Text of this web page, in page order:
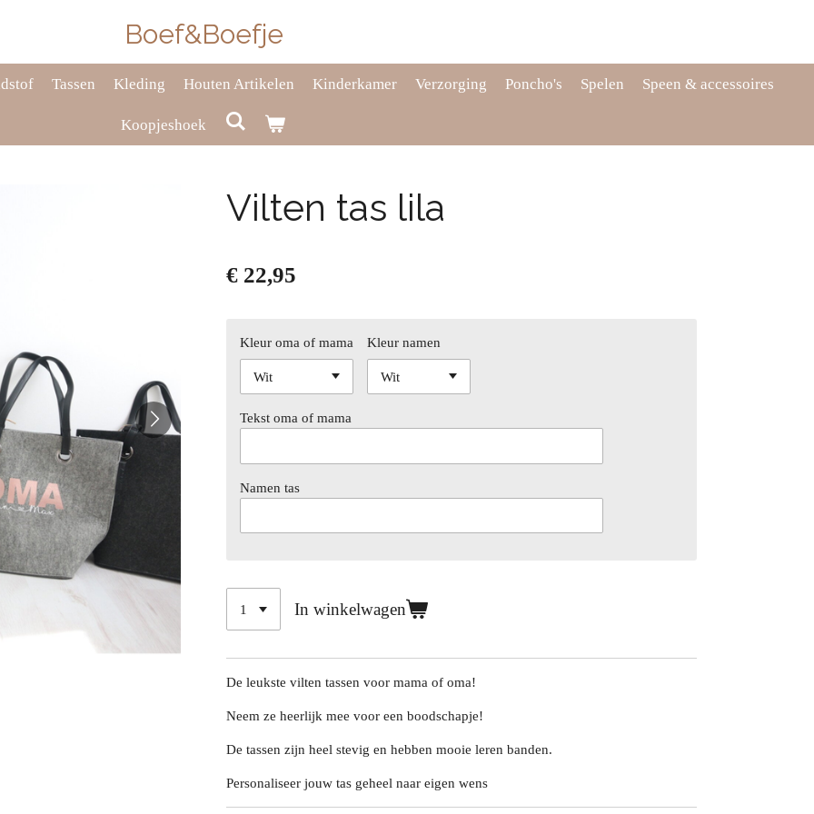
Boef&Boefje
Tassen Kleding Houten Artikelen Kinderkamer Verzorging Poncho's Spelen Speen & accessoires
Koopjeshoek
Vilten tas lila
€ 22,95
Kleur oma of mama Kleur namen
Tekst oma of mama
Namen tas
In winkelwagen
De leukste vilten tassen voor mama of oma!
Neem ze heerlijk mee voor een boodschapje!
De tassen zijn heel stevig en hebben mooie leren banden.
Personaliseer jouw tas geheel naar eigen wens